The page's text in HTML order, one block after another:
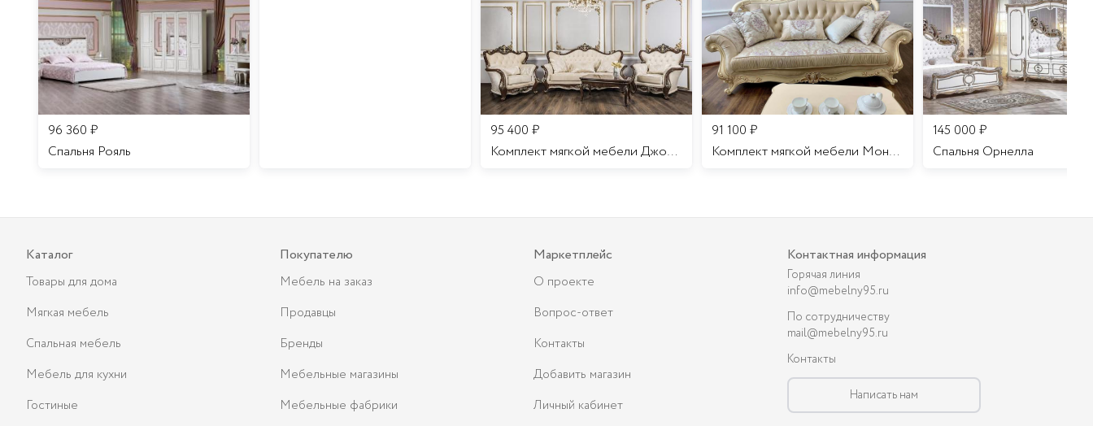
96 360 ₽
Спальня Рояль
95 400 ₽
Комплект мягкой мебели Джоконда
91 100 ₽
Комплект мягкой мебели Мона Лиза
145 000 ₽
Cпальня Орнелла
Каталог
Товары для дома
Мягкая мебель
Спальная мебель
Мебель для кухни
Гостиные
Покупателю
Мебель на заказ
Продавцы
Бренды
Мебельные магазины
Мебельные фабрики
Маркетплейс
О проекте
Вопрос-ответ
Контакты
Добавить магазин
Личный кабинет
Контактная информация
Горячая линия
info@mebelny95.ru
По сотрудничеству
mail@mebelny95.ru
Контакты
Написать нам